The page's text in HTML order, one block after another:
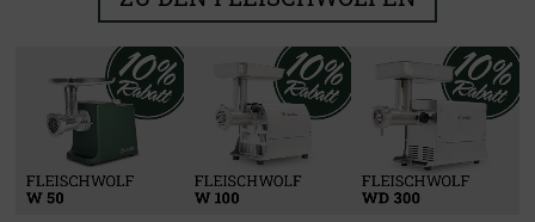
Kühlen & Reifen
Zu den Produkten
Zerwirken
Zu den Produkten
Verarbeiten Vakuumieren